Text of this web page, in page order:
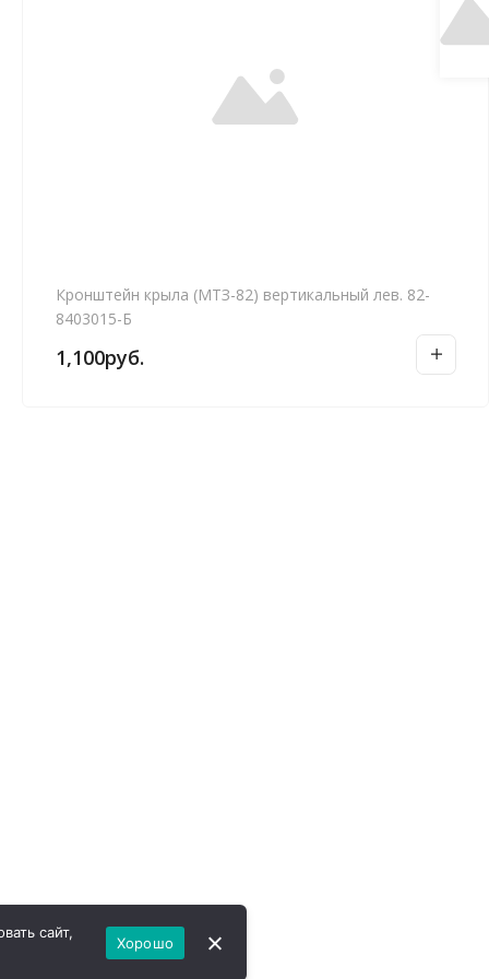
Кронштейн крыла (МТЗ-82) вертикальный лев. 82-
8403015-Б
1,100руб.
сайт,
Хорошо